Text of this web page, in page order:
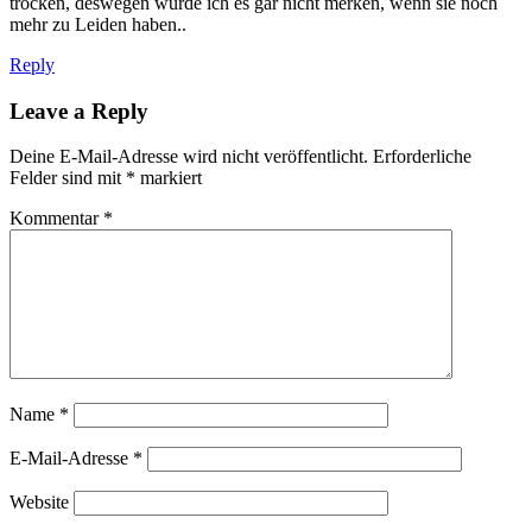
mehr zu Leiden haben..
Reply
Leave a Reply
Deine E-Mail-Adresse wird nicht veröffentlicht. Erforderliche
Felder sind mit * markiert
Kommentar *
Name *
E-Mail-Adresse *
Website